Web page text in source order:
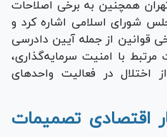
همچنین به برخی اصلاحات
شورای اسلامی اشاره کرد و
قوانین از جمله آیین دادرسی
با امنیت سرمایه‌گذاری،
اختلال در فعالیت واحد‌های
اقتصادی تصمیمات